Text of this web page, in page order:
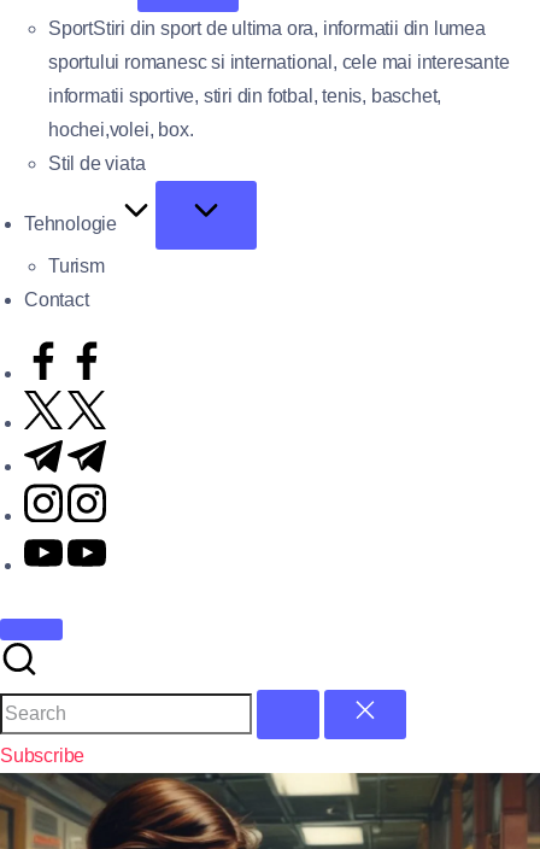
SportStiri din sport de ultima ora, informatii din lumea
sportului romanesc si international, cele mai interesante
informatii sportive, stiri din fotbal, tenis, baschet,
hochei,volei, box.
Stil de viata
Tehnologie
Turism
Contact
Subscribe